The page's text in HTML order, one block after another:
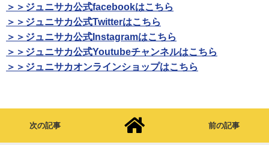
＞＞ジュニサカ公式facebookはこちら
＞＞ジュニサカ公式Twitterはこちら
＞＞ジュニサカ公式Instagramはこちら
＞＞ジュニサカ公式Youtubeチャンネルはこちら
＞＞ジュニサカオンラインショップはこちら
次の記事 前の記事